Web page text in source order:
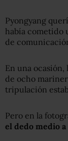
Pyongyang
había cometido
de
En una
de ocho
tripulación
Pero en la
el dedo medio